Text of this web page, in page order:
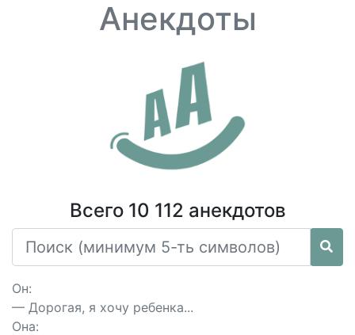
Анекдоты
Всего 10 112 анекдотов
Он:
— Дорогая, я хочу ребенка...
Она: